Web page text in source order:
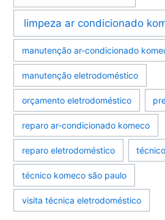
limpeza ar condicionado
manutenção ar-condicionado
manutenção eletrodoméstico
orçamento eletrodoméstico
reparo ar-condicionado komeco
reparo eletrodoméstico
técnico komeco são paulo
visita técnica eletrodoméstico